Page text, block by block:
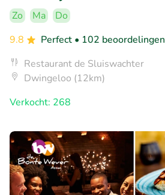
Zo Ma
Do
9.8
Perfect • 102 beoordelingen
Restaurant de Sluiswachter
Dwingeloo (12km)
Verkocht: 268